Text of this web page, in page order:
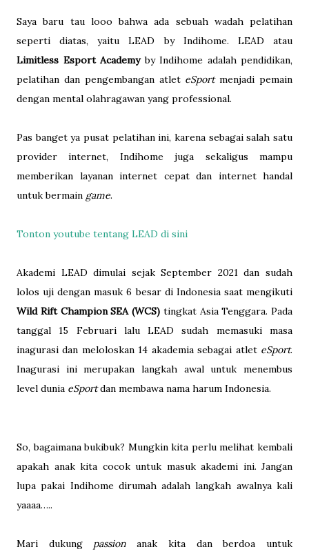
Saya baru tau looo bahwa ada sebuah wadah pelatihan
seperti diatas, yaitu LEAD by Indihome. LEAD atau
Limitless Esport Academyby Indihome adalah pendidikan,
pelatihan dan pengembangan atlet eSportmenjadi pemain
dengan mental olahragawan yang professional.
Pas banget ya pusat pelatihan ini, karena sebagai salah satu
provider internet, Indihome juga sekaligus mampu
memberikan layanan internet cepat dan internet handal
untuk bermain game.
Tonton youtube tentang LEAD di sini
Akademi LEAD dimulai sejak September 2021 dan sudah
lolos uji dengan masuk 6 besar di Indonesia saat mengikuti
Wild Rift Champion SEA (WCS) tingkat Asia Tenggara. Pada
tanggal 15 Februari lalu LEAD sudah memasuki masa
inagurasi dan meloloskan 14 akademia sebagai atlet eSport.
Inagurasi ini merupakan langkah awal untuk menembus
level dunia eSportdan membawa nama harum Indonesia.
So, bagaimana bukibuk? Mungkin kita perlu melihat kembali
apakah anak kita cocok untuk masuk akademi ini. Jangan
lupa pakai Indihome dirumah adalah langkah awalnya kali
yaaaa…..
Mari dukung passionanak kita dan berdoa untuk